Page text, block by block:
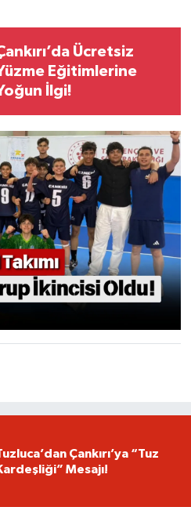
Ücretsiz
Eğitimlerine
İlgi!
Çankırı’ya “Tuz
Mesajı!